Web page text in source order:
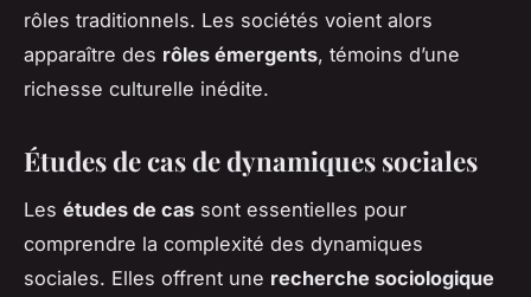
rôles traditionnels. Les sociétés voient alors
apparaître des rôles émergents, témoins d’une
richesse culturelle inédite.
Études de cas de dynamiques sociales
Les études de cas sont essentielles pour
comprendre la complexité des dynamiques
sociales. Elles offrent une recherche sociologique